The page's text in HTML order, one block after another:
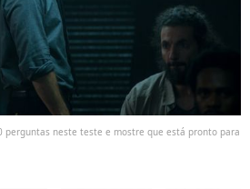
perguntas neste teste e mostre que está pronto para